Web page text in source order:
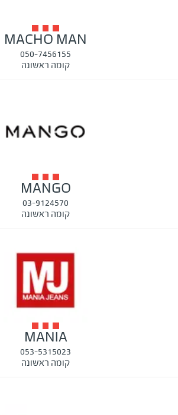
MACHO MAN
050-7456155
קומה ראשונה
MANGO
03-9124570
קומה ראשונה
MANIA
053-5315023
קומה ראשונה